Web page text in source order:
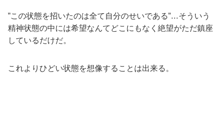
”この状態を招いたのは全て自分のせいである”…そういう
精神状態の中には希望なんてどこにもなく絶望がただ鎮座
しているだけだ。
これよりひどい状態を想像することは出来る。